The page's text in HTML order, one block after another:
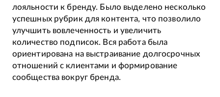
лояльности к бренду. Было выделено несколько
успешных рубрик для контента, что позволило
улучшить вовлеченность и увеличить
количество подписок. Вся работа была
ориентирована на выстраивание долгосрочных
отношений с клиентами и формирование
сообщества вокруг бренда.